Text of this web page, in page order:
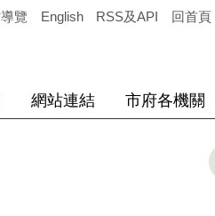
覽 English RSS及API 回首頁
網站連結 市府各機關